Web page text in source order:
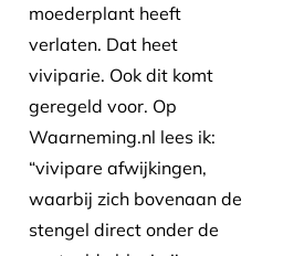
moederplant heeft
verlaten. Dat heet
viviparie. Ook dit komt
geregeld voor. Op
Waarneming.nl lees ik:
“vivipare afwijkingen,
waarbij zich bovenaan de
stengel direct onder de